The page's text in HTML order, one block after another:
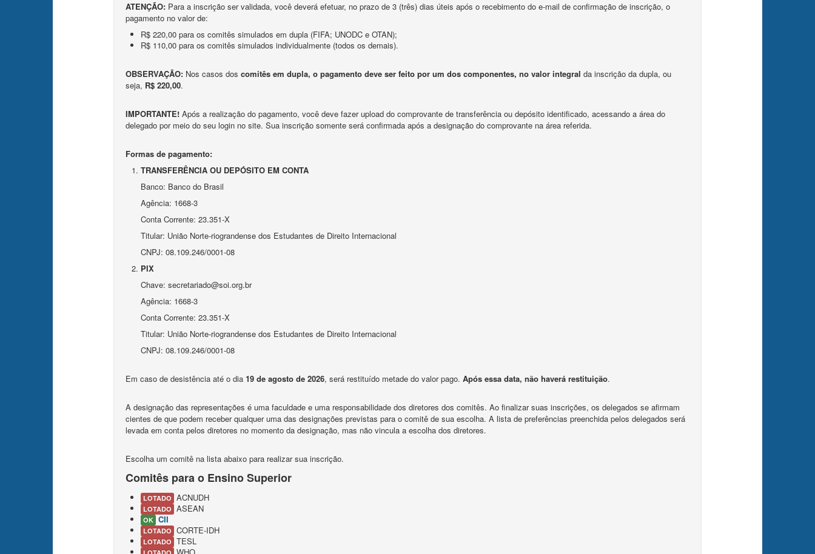
ATENÇÃO: Para a inscrição ser validada, você deverá efetuar, no prazo de 3 (três) dias úteis após o recebimento do e-mail de confirmação de inscrição, o
pagamento no valor de:
R$ 220,00 para os comitês simulados em dupla (FIFA; UNODC e OTAN);
R$ 110,00 para os comitês simulados individualmente (todos os demais).
OBSERVAÇÃO: Nos casos dos comitês em dupla, o pagamento deve ser feito por um dos componentes, no valor integral da inscrição da dupla, ou
seja, R$ 220,00.
IMPORTANTE! Após a realização do pagamento, você deve fazer upload do comprovante de transferência ou depósito identificado, acessando a área do
delegado por meio do seu login no site. Sua inscrição somente será confirmada após a designação do comprovante na área referida.
Formas de pagamento:
TRANSFERÊNCIA OU DEPÓSITO EM CONTA
Banco: Banco do Brasil
Agência: 1668-3
Conta Corrente: 23.351-X
Titular: União Norte-riograndense dos Estudantes de Direito Internacional
CNPJ: 08.109.246/0001-08
PIX
Chave: secretariado@soi.org.br
Agência: 1668-3
Conta Corrente: 23.351-X
Titular: União Norte-riograndense dos Estudantes de Direito Internacional
CNPJ: 08.109.246/0001-08
Em caso de desistência até o dia 19 de agosto de 2026, será restituído metade do valor pago. Após essa data, não haverá restituição.
A designação das representações é uma faculdade e uma responsabilidade dos diretores dos comitês. Ao finalizar suas inscrições, os delegados se afirmam
cientes de que podem receber qualquer uma das designações previstas para o comitê de sua escolha. A lista de preferências preenchida pelos delegados será
levada em conta pelos diretores no momento da designação, mas não vincula a escolha dos diretores.
Escolha um comitê na lista abaixo para realizar sua inscrição.
Comitês para o Ensino Superior
LOTADO ACNUDH
LOTADO ASEAN
OK CII
LOTADO CORTE-IDH
LOTADO TESL